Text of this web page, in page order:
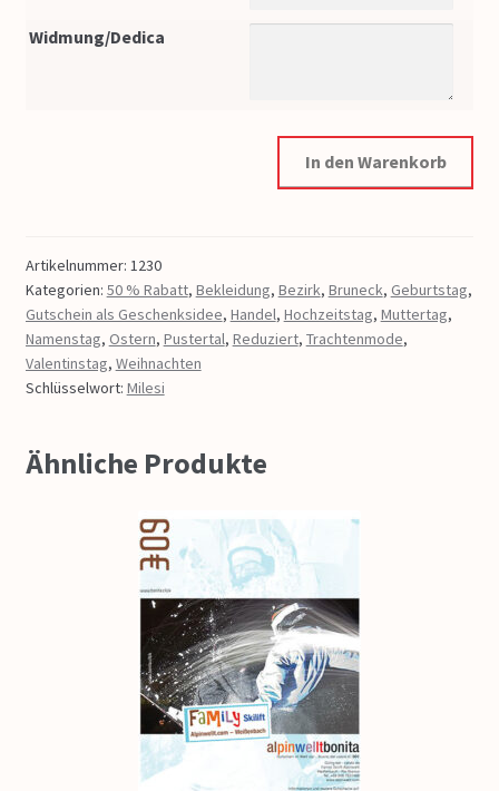
Widmung/Dedica
In den Warenkorb
Artikelnummer: 1230
Kategorien: 50 % Rabatt, Bekleidung, Bezirk, Bruneck, Geburtstag,
Gutschein als Geschenksidee, Handel, Hochzeitstag, Muttertag,
Namenstag, Ostern, Pustertal, Reduziert, Trachtenmode,
Valentinstag, Weihnachten
Schlüsselwort: Milesi
Ähnliche Produkte